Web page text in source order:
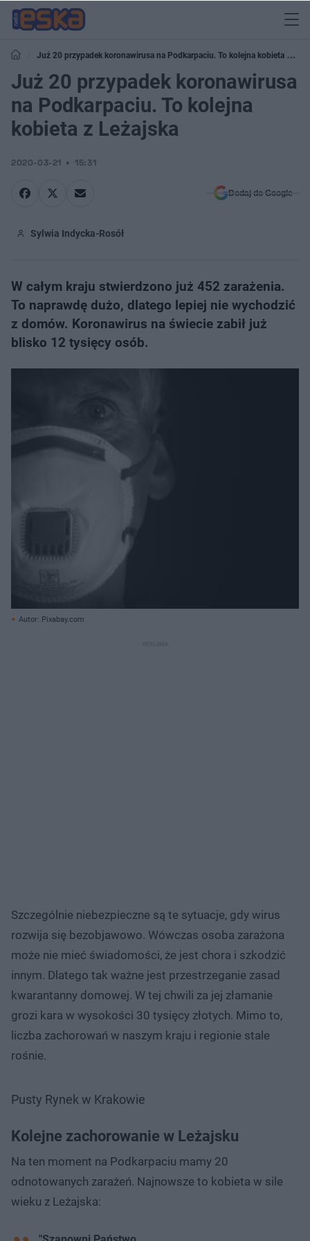
Już 20 przypadek koronawirusa na Podkarpaciu. To kolejna kobieta z
Leżajska
Już 20 przypadek koronawirusa
na Podkarpaciu. To kolejna
kobieta z Leżajska
2020-03-21 15:31
Dodaj do Google
Sylwia Indycka-Rosół
W całym kraju stwierdzono już 452 zarażenia.
To naprawdę dużo, dlatego lepiej nie wychodzić
z domów. Koronawirus na świecie zabił już
blisko 12 tysięcy osób.
Autor: Pixabay.com
Szczególnie niebezpieczne są te sytuacje, gdy wirus
rozwija się bezobjawowo. Wówczas osoba zarażona
może nie mieć świadomości, że jest chora i szkodzić
innym. Dlatego tak ważne jest przestrzeganie zasad
kwarantanny domowej. W tej chwili za jej złamanie
grozi kara w wysokości 30 tysięcy złotych. Mimo to,
liczba zachorowań w naszym kraju i regionie stale
rośnie.
Pusty Rynek w Krakowie
Kolejne zachorowanie w Leżajsku
Na ten moment na Podkarpaciu mamy 20
odnotowanych zarażeń. Najnowsze to kobieta w sile
wieku z Leżajska: